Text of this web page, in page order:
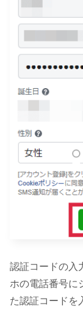
認証コードの入
ホの電話番号に
た認証コードを